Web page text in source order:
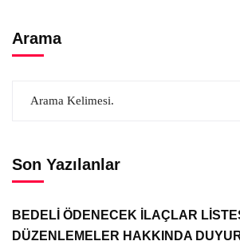
Arama
Son Yazılanlar
BEDELİ ÖDENECEK İLAÇLAR
DÜZENLEMELER HAKKINDA